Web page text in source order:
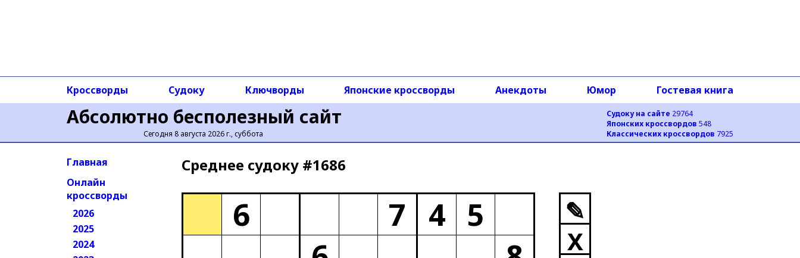
Абсолютно бесполезный сайт
Сегодня 8 августа 2026 г., суббота
Судоку на сайте 29764
Японских кроссвордов 548
Классических кроссвордов 7925
Кроссворды Судоку Ключворды Японские кроссворды Анекдоты Юмор Гостевая книга
Главная
Онлайн
кроссворды
2026
2025
2024
Среднее cудоку #1686
6 7 4 5
✎
X